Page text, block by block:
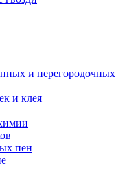
и перегородочных
и клея
пен